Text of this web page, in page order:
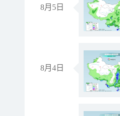
8月5日
8月4日